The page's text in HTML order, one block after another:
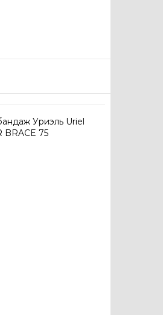
Уриэль Uriel
BRACE 75